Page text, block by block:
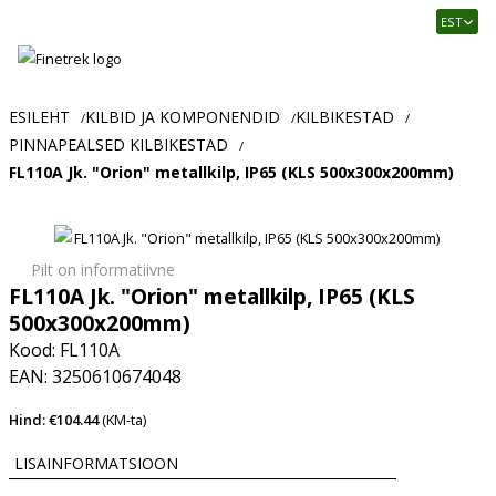
Usaldusväärne
ja
tööstusautomaatika
pood
EST
ESILEHT /KILBID JA KOMPONENDID /KILBIKESTAD /
PINNAPEALSED KILBIKESTAD /
FL110A Jk. "Orion" metallkilp, IP65 (KLS 500x300x200mm)
Pilt on informatiivne
FL110A Jk. "Orion" metallkilp, IP65 (KLS
500x300x200mm)
Kood: FL110A
EAN: 3250610674048
Hind: €104.44(KM-ta)
LISAINFORMATSIOON